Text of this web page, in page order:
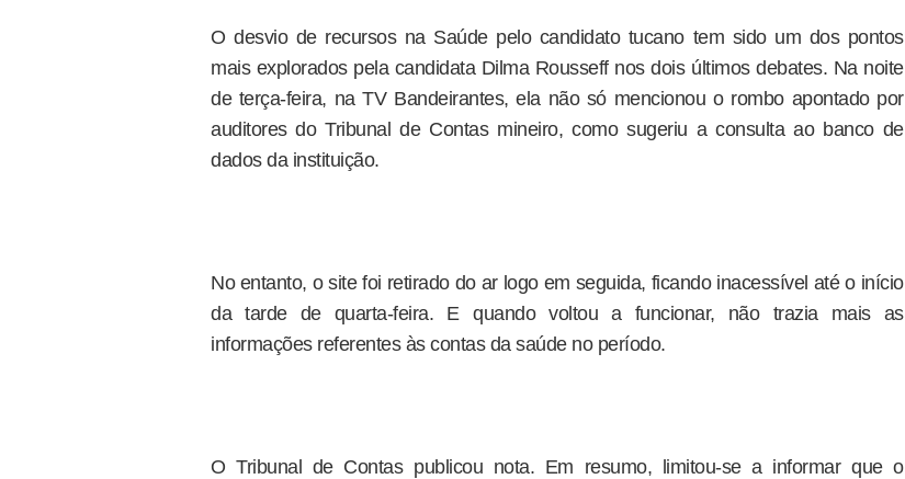
O desvio de recursos na Saúde pelo candidato tucano tem sido um dos pontos
mais explorados pela candidata Dilma Rousseff nos dois últimos debates. Na noite
de terça-feira, na TV Bandeirantes, ela não só mencionou o rombo apontado por
auditores do Tribunal de Contas mineiro, como sugeriu a consulta ao banco de
dados da instituição.
No entanto, o site foi retirado do ar logo em seguida, ficando inacessível até o início
da tarde de quarta-feira. E quando voltou a funcionar, não trazia mais as
informações referentes às contas da saúde no período.
O Tribunal de Contas publicou nota. Em resumo, limitou-se a informar que o